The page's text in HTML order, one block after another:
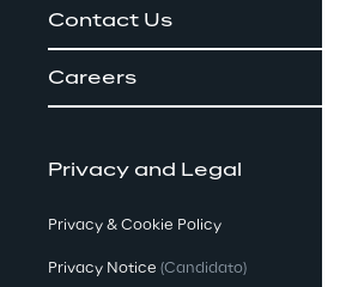
Contact Us
Careers
Privacy and Legal
Privacy & Cookie Policy
Privacy Notice (Candidato)